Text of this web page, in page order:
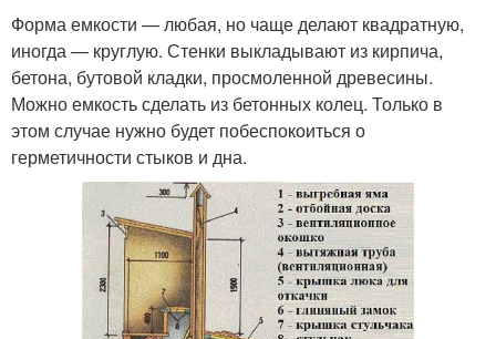
Форма емкости — любая, но чаще делают квадратную,
иногда — круглую. Стенки выкладывают из кирпича,
бетона, бутовой кладки, просмоленной древесины.
Можно емкость сделать из бетонных колец. Только в
этом случае нужно будет побеспокоиться о
герметичности стыков и дна.